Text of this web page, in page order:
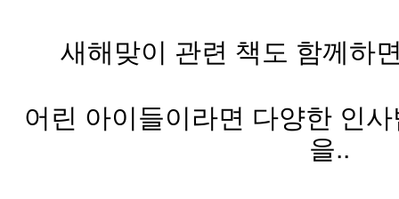
새해맞이 관련 책도 함께하
어린 아이들이라면 다양한 인
을..